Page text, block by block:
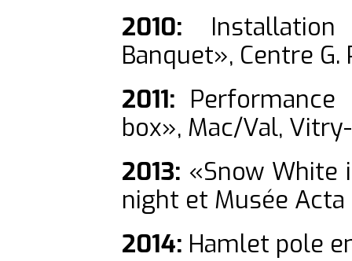
2010:
Banquet», Centre
2011:
box», Mac/Val,
2013: «Snow White
night et Musée Acta
2014: Hamlet pole